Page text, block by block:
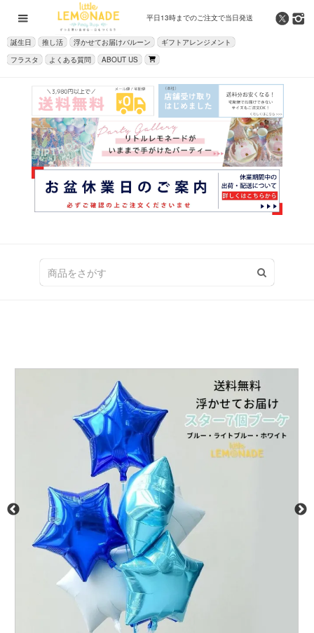
平日13時までのご注文で当日発送
誕生日 推し活 浮かせてお届けバルーン
ギフトアレンジメント
フラスタ
よくある質問 ABOUT US